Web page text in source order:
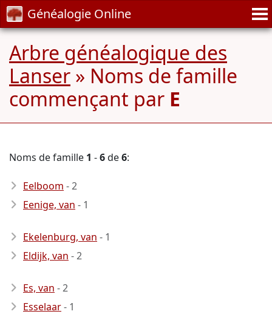
Généalogie Online
Arbre généalogique des
Lanser » Noms de famille
commençant par E
Noms de famille 1 -6de6:
Eelboom - 2
Eenige, van - 1
Ekelenburg, van - 1
Eldijk, van - 2
Es, van - 2
Esselaar- 1